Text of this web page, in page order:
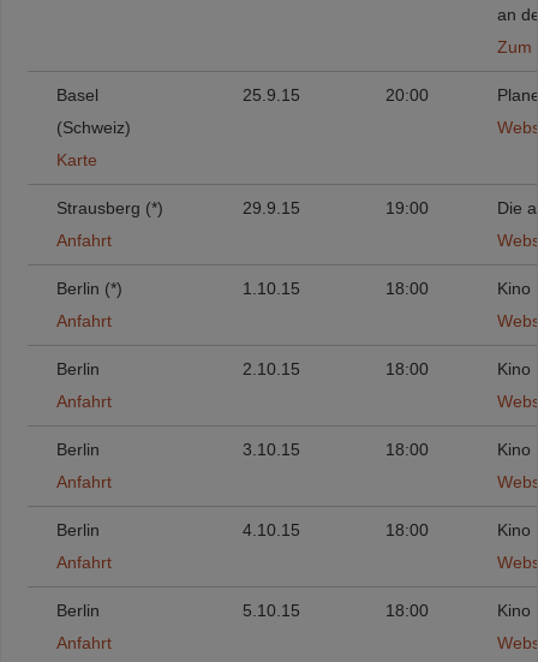
an
Zum
Basel
(Schweiz)
Karte
25.9.15 20:00
Strausberg (*)
Anfahrt
29.9.15 19:00
Die
Berlin (*)
Anfahrt
1.10.15 18:00
Kino
Berlin
Anfahrt
2.10.15 18:00
Kino
Berlin
Anfahrt
3.10.15 18:00
Kino
Berlin
Anfahrt
4.10.15 18:00
Kino
Berlin
Anfahrt
5.10.15 18:00
Kino